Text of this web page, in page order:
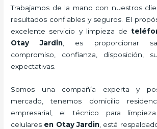
Trabajamos de la mano con nuestros
resultados confiables y seguros. El
excelente servicio y limpieza de
Otay Jardin , es proporcionar
compromiso, confianza, disposición,
expectativas.
Somos una compañía experta y
mercado, tenemos domicilio
empresarial, el técnico para
celulares en Otay Jardin , está